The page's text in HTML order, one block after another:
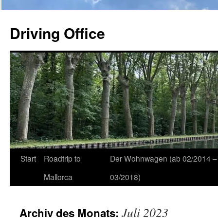
springen
Driving Office
Start
Roadtrip to
Mallorca
Der Wohnwagen (ab 02/2014 –
03/2018)
Archiv des Monats: Juli 2023